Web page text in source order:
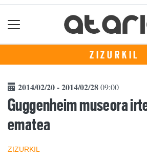
ZIZURKIL
2014/02/20 - 2014/02/2809:00
Guggenheim museora
ematea
ZIZURKIL